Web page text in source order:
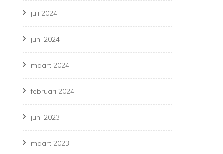
juli 2024
juni 2024
maart 2024
februari 2024
juni 2023
maart 2023